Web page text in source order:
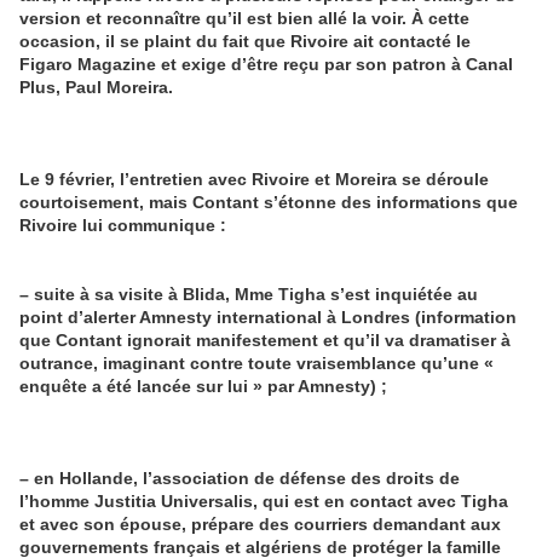
version et reconnaître qu’il est bien allé la voir. À cette
occasion, il se plaint du fait que Rivoire ait contacté le
Figaro Magazine et exige d’être reçu par son patron à Canal
Plus, Paul Moreira.
Le 9 février, l’entretien avec Rivoire et Moreira se déroule
courtoisement, mais Contant s’étonne des informations que
Rivoire lui communique :
– suite à sa visite à Blida, Mme Tigha s’est inquiétée au
point d’alerter Amnesty international à Londres (information
que Contant ignorait manifestement et qu’il va dramatiser à
outrance, imaginant contre toute vraisemblance qu’une «
enquête a été lancée sur lui » par Amnesty) ;
– en Hollande, l’association de défense des droits de
l’homme Justitia Universalis, qui est en contact avec Tigha
et avec son épouse, prépare des courriers demandant aux
gouvernements français et algériens de protéger la famille